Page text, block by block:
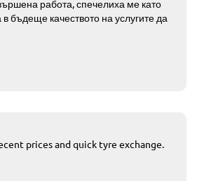
работа, спечелиха ме като
бъдеще качеството на услугите да
prices and quick tyre exchange.